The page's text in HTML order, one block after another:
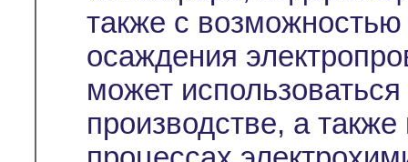
также с
осаждения
может
производстве, а также